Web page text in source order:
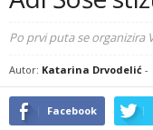
Po prvi puta se organizira
Autor: Katarina Drvodelić -
Facebook